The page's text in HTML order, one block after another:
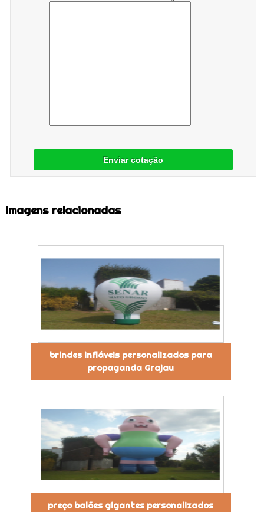
Enviar cotação
Imagens relacionadas
brindes infláveis personalizados para
propaganda Grajau
preço balões gigantes personalizados